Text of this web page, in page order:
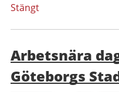
Stängt
Arbetsnära
Göteborgs